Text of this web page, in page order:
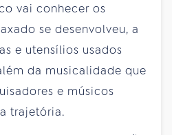
vai conhecer os
se desenvolveu, a
e utensílios usados
da musicalidade que
e músicos
trajetória.